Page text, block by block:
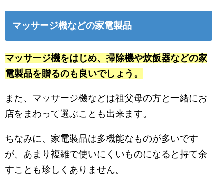
マッサージ機などの家電製品
マッサージ機をはじめ、掃除機や炊飯器などの家
電製品を贈るのも良いでしょう。
また、マッサージ機などは祖父母の方と一緒にお
店をまわって選ぶことも出来ます。
ちなみに、家電製品は多機能なものが多いです
が、あまり複雑で使いにくいものになると持て余
すことも珍しくありません。